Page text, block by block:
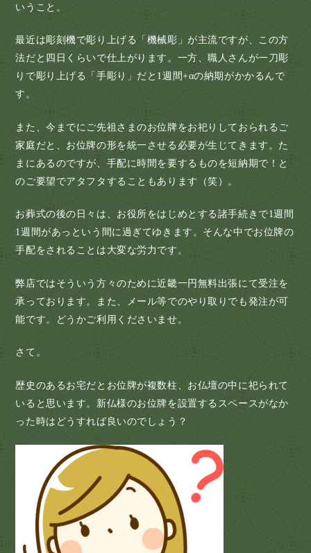
いうこと。
最近は彫刻機で彫り上げる「機械彫」が主流ですが、この方
法だと四日くらいで仕上がります。一方、職人さんが一刀彫
りで彫り上げる「手彫り」だと1週間+αの納期がかかるんで
す。
また、今までにご先祖さまのお位牌をお祀りしておられるご
家庭だと、お位牌の形を統一させる必要が生じてきます。た
まにあるのですが、手配に時間を要するものを短納期で！と
のご要望でアタフタすることもあります（笑）。
お葬式の後の日々は、お役所をはじめとする諸手続きで1週間
1週間があっという間に過ぎてゆきます。そんな中でお位牌の
手配をされることは大変な労力です。
弊店ではそういう方々のために近畿一円無料出張にて受注を
承っております。また、メール等でのやり取りでも発注が可
能です。どうかご利用くださいませ。
さて。
歴史のあるお宅だとお位牌が複数柱、お仏壇の中に祀られて
いると思います。新仏様のお位牌を設置するスペースがなか
った時はどうすれば良いのでしょう？